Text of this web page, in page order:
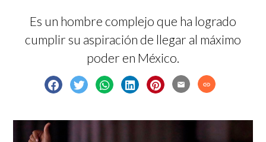
Es un hombre complejo que ha logrado
cumplir su aspiración de llegar al máximo
poder en México.
email link